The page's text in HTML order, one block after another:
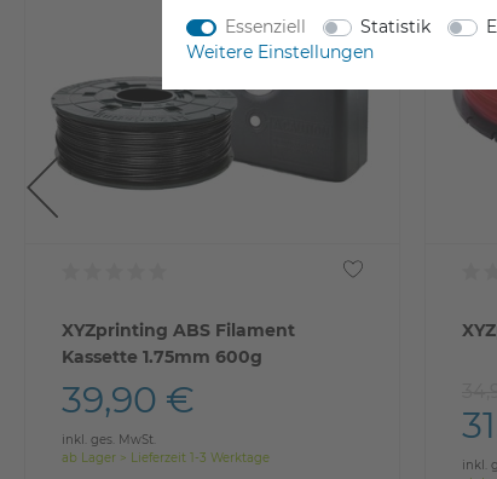
XYZprinting ABS Filament
Kassette 1.75mm 600g
39,90 €
inkl. ges. MwSt.
ab Lager > Lieferzeit 1-3 Werktage
inkl.
Essenziell
Statistik
Weitere Einstellungen